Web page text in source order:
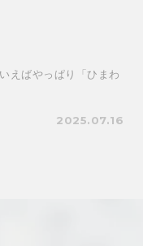
えばやっぱり「ひまわ
2025.07.16